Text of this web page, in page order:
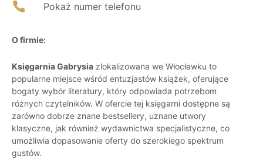
Pokaż numer telefonu
O firmie:
Księgarnia Gabrysia zlokalizowana we Włocławku to
popularne miejsce wśród entuzjastów książek, oferujące
bogaty wybór literatury, który odpowiada potrzebom
różnych czytelników. W ofercie tej księgarni dostępne są
zarówno dobrze znane bestsellery, uznane utwory
klasyczne, jak również wydawnictwa specjalistyczne, co
umożliwia dopasowanie oferty do szerokiego spektrum
gustów.